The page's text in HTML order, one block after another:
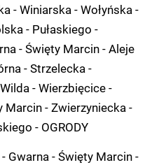
- Winiarska - Wołyńska -
- Pułaskiego -
- Święty Marcin - Aleje
- Strzelecka -
- Wierzbięcice -
Marcin - Zwierzyniecka -
- OGRODY
Gwarna - Święty Marcin -